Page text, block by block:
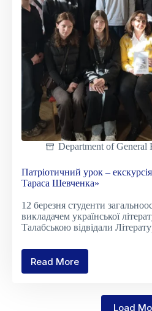
Department of General
Патріотичний урок –
Тараса Шевченка»
12 березня студенти
викладачем української
Талабською відвідали
Read MoreПатріотичний
Load